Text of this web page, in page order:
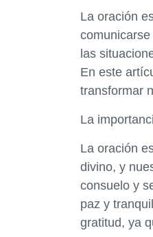
La oración
las
En este
transformar
La
La oración
divino, y
consuelo y
paz y
gratitud, ya